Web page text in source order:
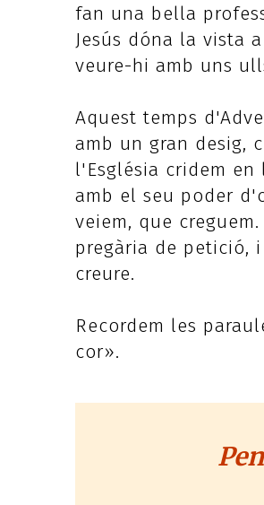
fan una bella
Jesús dóna la vista
veure-hi amb uns
Aquest temps
amb un gran desig,
l'Església cridem en
amb el seu poder
veiem, que
pregària de petició,
creure.
Recordem les
cor».